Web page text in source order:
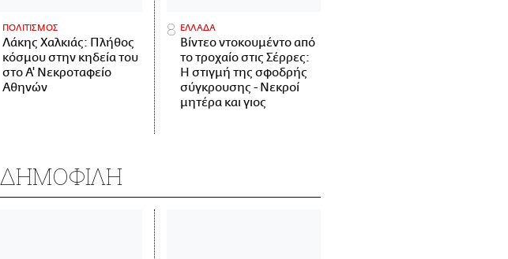
ΠΟΛΙΤΙΣΜΟΣ
Λάκης Χαλκιάς: Πλήθος
κόσμου στην κηδεία του
στο Α' Νεκροταφείο
Αθηνών
ΕΛΛΑΔΑ
Βίντεο ντοκουμέντο από
το τροχαίο στις Σέρρες:
Η στιγμή της σφοδρής
σύγκρουσης - Νεκροί
μητέρα και γιος
ΔΗΜΟΦΙΛΗ